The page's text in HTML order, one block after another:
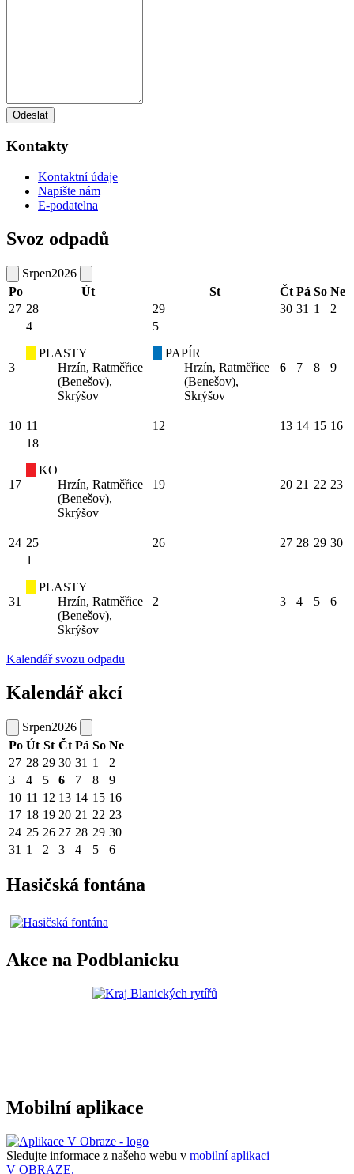
Odeslat
Kontakty
Kontaktní údaje
Napište nám
E-podatelna
Svoz odpadů
Srpen2026
Po
Út St Čt Pá So Ne
27 28 29 30 31 1 2
3
4
PLASTY
Hrzín, Ratměřice
(Benešov),
Skrýšov
5
PAPÍR
Hrzín, Ratměřice
(Benešov),
Skrýšov
6 7 8 9
10 11 12 13 14 15 16
17
18
KO
Hrzín, Ratměřice
(Benešov),
Skrýšov
19 20 21 22 23
24 25 26 27 28 29 30
31
1
PLASTY
Hrzín, Ratměřice
(Benešov),
Skrýšov
2 3 4 5 6
Kalendář svozu odpadu
Kalendář akcí
Srpen2026
Po Út St Čt Pá So Ne
27 28 29 30 31 1
2
3
4 5 6 7 8
9
10 11 12 13 14 15 16
17 18 19 20 21 22 23
24 25 26 27 28 29 30
31 1 2 3 4 5 6
Hasičská fontána
Akce na Podblanicku
Mobilní aplikace
Sledujte informace z našeho webu v mobilní aplikaci –
V OBRAZE.